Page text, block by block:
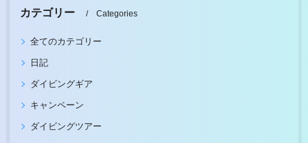
カテゴリー Categories
全てのカテゴリー
日記
ダイビングギア
キャンペーン
ダイビングツアー